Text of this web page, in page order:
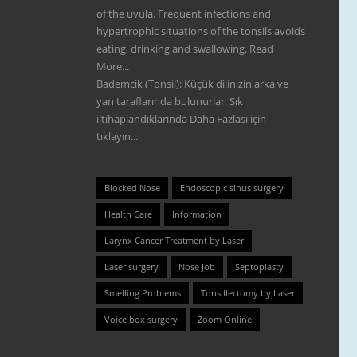
of the uvula. Frequent infections and
hypertrophic situations of the tonsils avoids
eating, drinking and swallowing. Read
More...
Bademcik (Tonsil): Küçük dilinizin arka ve
yan taraflarında bulunurlar. Sık
iltihaplandıklarında Daha Fazlası için
tıklayın...
Blocked Nose Endoscopic sinus surgery
Health Care Information
Larynx Cancer Treatment by Laser
Laser surgery Nose Job Septoplasty
Smelling Problems Tonsillectomy by Laser
Voice box surgery Zoom Online